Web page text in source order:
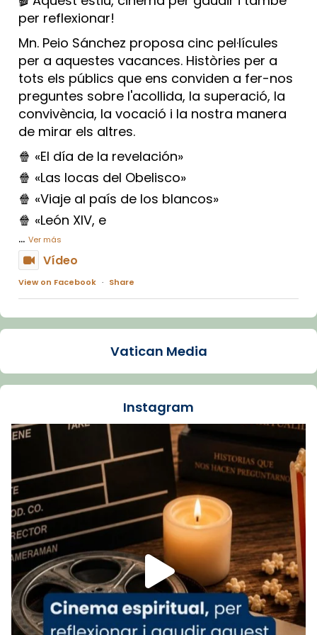
per reflexionar!
Mn. Peio Sánchez proposa cinc pel·lícules
per a aquestes vacances. Històries per a
tots els públics que ens conviden a fer-nos
preguntes sobre l'acollida, la superació, la
convivència, la vocació i la nostra manera
de mirar els altres.
🍿 «El día de la revelación»
🍿 «Las locas del Obelisco»
🍿 «Viaje al país de los blancos»
🍿 «León XIV, e
... Ver más
Vídeo
View on Facebook · Share
Arquebisbat de Barcelona
La Carmina va patir depressió. Fa gairebé
dos mesos, a l'Estadi Lluís Companys, la
Recupera l'entrevista comp
Vatican
tican News 👇
www.vaticannews.va/es/iglesia/news/2026-
07/carmina-historia-depresion-papa-viaje-
espana-testimoni...
Foto
View on Facebook · Share
Arquebisbat de Barcelona
1 week ago
Vatican Media
Instagram